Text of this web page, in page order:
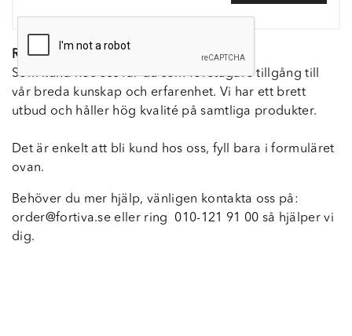
REGISTRERA KUNDKONTO
Som kund hos oss får du som företagare tillgång till
vår breda kunskap och erfarenhet. Vi har ett brett
utbud och håller hög kvalité på samtliga produkter.
Det är enkelt att bli kund hos oss, fyll bara i formuläret
ovan.
Behöver du mer hjälp, vänligen kontakta oss på:
order@fortiva.se eller ring 010-121 91 00 så hjälper vi
dig.